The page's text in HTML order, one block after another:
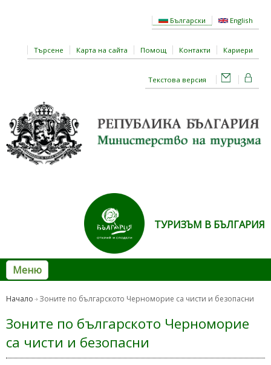
Български English
Търсене Карта на сайта Помощ Контакти Кариери
Текстова версия
ТУРИЗЪМ В БЪЛГАРИЯ
Меню
Начало Зоните по българското Черноморие са чисти и безопасни
Зоните по българското Черноморие
са чисти и безопасни